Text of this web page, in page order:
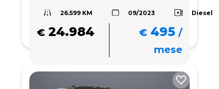
26.599 KM 09/2023 Diesel
€ 24.984 € 495 /
mese